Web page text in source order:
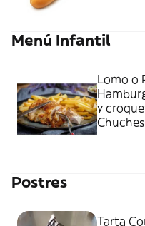
Menú Infantil
Lomo o
y
Chuches
Postres
Tarta